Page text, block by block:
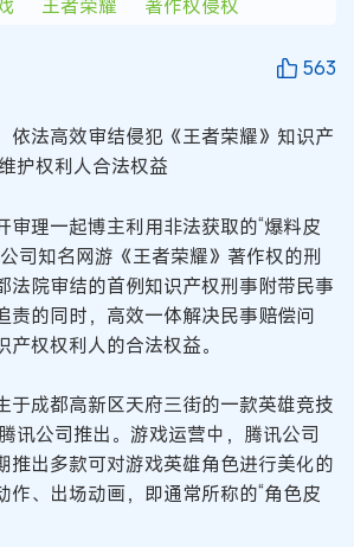
王者荣耀 著作权侵权
563
依法高效审结侵犯《王者荣耀》知识产
护权利人合法权益
审理一起博主利用非法获取的“爆料皮
司知名网游《王者荣耀》著作权的刑
法院审结的首例知识产权刑事附带民事
责的同时，高效一体解决民事赔偿问
权权利人的合法权益。
于成都高新区天府三街的一款英雄竞技
讯公司推出。游戏运营中，腾讯公司
推出多款可对游戏英雄角色进行美化的
作、出场动画，即通常所称的“角色皮